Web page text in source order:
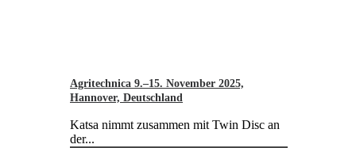
Agritechnica 9.–15. November 2025,
Hannover, Deutschland
Katsa nimmt zusammen mit Twin Disc an
der...